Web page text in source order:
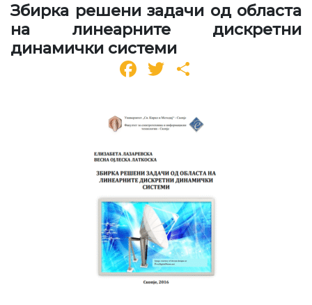
Збирка решени задачи од областа
на линеарните дискретни
динамички системи
Facebook
Twitter